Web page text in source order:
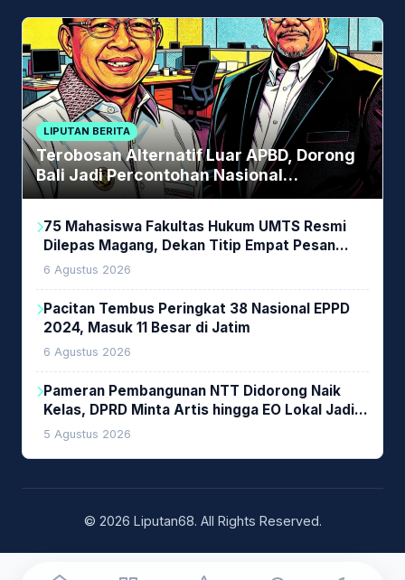
LIPUTAN BERITA
Terobosan Alternatif Luar APBD, Dorong
Bali Jadi Percontohan Nasional
Pembiayaan Daerah
75 Mahasiswa Fakultas Hukum UMTS Resmi
Dilepas Magang, Dekan Titip Empat Pesan
Penting
6 Agustus 2026
Pacitan Tembus Peringkat 38 Nasional EPPD
2024, Masuk 11 Besar di Jatim
6 Agustus 2026
Pameran Pembangunan NTT Didorong Naik
Kelas, DPRD Minta Artis hingga EO Lokal Jadi
Prioritas
5 Agustus 2026
© 2026 Liputan68. All Rights Reserved.